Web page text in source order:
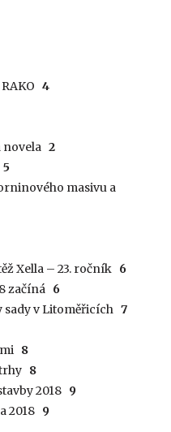
RAKO4
novela2
5
masivu a
Xella – 23. ročník 6
začíná 6
sady v Litoměřicích7
8
8
2018 9
2018 9